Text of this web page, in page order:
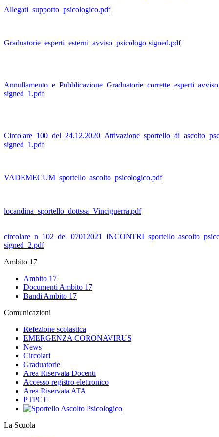
Allegati_supporto_psicologico.pdf
Graduatorie_esperti_esterni_avviso_psicologo-signed.pdf
signed_1.pdf
signed_1.pdf
VADEMECUM_sportello_ascolto_psicologico.pdf
locandina_sportello_dottssa_Vinciguerra.pdf
signed_2.pdf
Ambito 17
Ambito 17
Documenti Ambito 17
Bandi Ambito 17
Comunicazioni
Refezione scolastica
EMERGENZA CORONAVIRUS
News
Circolari
Graduatorie
Area Riservata Docenti
Accesso registro elettronico
Area Riservata ATA
PTPCT
La Scuola